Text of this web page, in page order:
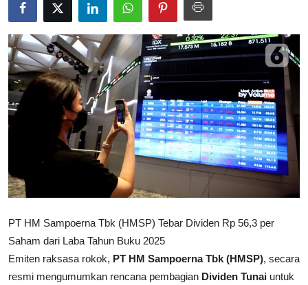
Obligasi & Reksadana
Rekomendasi
PT HM Sampoerna Tbk (HMSP) Tebar Dividen Rp 56,3 per
Saham dari Laba Tahun Buku 2025
Emiten raksasa rokok, PT HM Sampoerna Tbk (HMSP), secara
resmi mengumumkan rencana pembagian Dividen Tunai untuk